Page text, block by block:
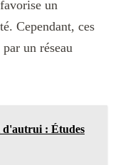
un
Cependant, ces
un réseau
d'autrui : Études